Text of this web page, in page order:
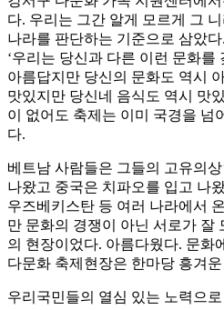
다. 우리는 그간 알게 모르게 그
나라를 판단하는 기준으로 삼았
‘우리는 당신과 다른 이런 문화를
아름답지만 당신의 문화도 역시
맛있지만 당신네 음식도 역시 맛
이 없어도 축제는 이미 국경을 넘
다.
베트남 사람들은 그들의 고유의
나왔고 중국은 치파오를 입고 나
우즈베키스탄 등 여러 나라에서
만 문화의 경쟁이 아닌 서로가 잘
의 현장이었다. 아름다웠다. 문화
다문화 축제현장은 한마당 흥겨
우리국민들의 열심 있는 노력으